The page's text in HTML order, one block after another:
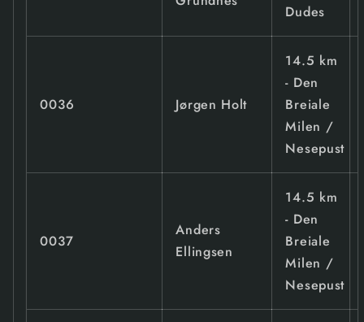
Dudes
0036 Jørgen Holt
14.5 km
- Den
Breiale
Milen /
Nesepust
0037
Anders
Ellingsen
14.5 km
- Den
Breiale
Milen /
Nesepust